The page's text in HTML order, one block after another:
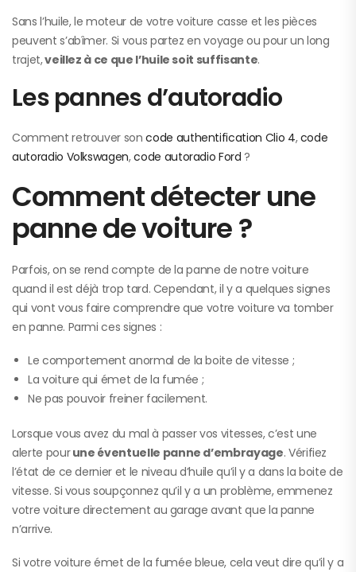
Sans l’huile, le moteur de votre voiture casse et les pièces
peuvent s’abîmer. Si vous partez en voyage ou pour un long
trajet,veillez à ce que l’huile soit suffisante.
Les pannes d’autoradio
Comment retrouver soncode authentification Clio 4,code
autoradio Volkswagen,code autoradio Ford ?
Comment détecter une
panne de voiture ?
Parfois, on se rend compte de la panne de notre voiture
quand il est déjà trop tard. Cependant, il y a quelques signes
qui vont vous faire comprendre que votre voiture va tomber
en panne. Parmi ces signes :
Le comportement anormal de la boite de vitesse ;
La voiture qui émet de la fumée ;
Ne pas pouvoir freiner facilement.
Lorsque vous avez du mal à passer vos vitesses, c’est une
alerte pourune éventuelle panne d’embrayage. Vérifiez
l’état de ce dernier et le niveau d’huile qu’il y a dans la boite de
vitesse. Si vous soupçonnez qu’il y a un problème, emmenez
votre voiture directement au garage avant que la panne
n’arrive.
Si votre voiture émet de la fumée bleue, cela veut dire qu’il y a